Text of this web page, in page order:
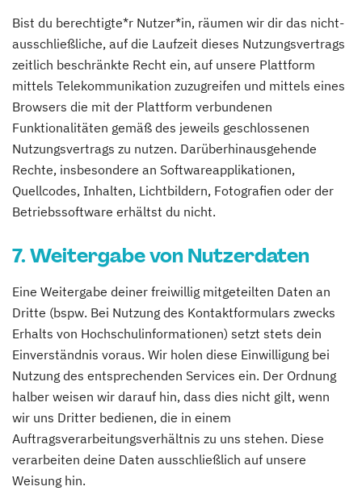
Bist du berechtigte*r Nutzer*in, räumen wir dir das nicht-
ausschließliche, auf die Laufzeit dieses Nutzungsvertrags
zeitlich beschränkte Recht ein, auf unsere Plattform
mittels Telekommunikation zuzugreifen und mittels eines
Browsers die mit der Plattform verbundenen
Funktionalitäten gemäß des jeweils geschlossenen
Nutzungsvertrags zu nutzen. Darüberhinausgehende
Rechte, insbesondere an Softwareapplikationen,
Quellcodes, Inhalten, Lichtbildern, Fotografien oder der
Betriebssoftware erhältst du nicht.
7. Weitergabe von Nutzerdaten
Eine Weitergabe deiner freiwillig mitgeteilten Daten an
Dritte (bspw. Bei Nutzung des Kontaktformulars zwecks
Erhalts von Hochschulinformationen) setzt stets dein
Einverständnis voraus. Wir holen diese Einwilligung bei
Nutzung des entsprechenden Services ein. Der Ordnung
halber weisen wir darauf hin, dass dies nicht gilt, wenn
wir uns Dritter bedienen, die in einem
Auftragsverarbeitungsverhältnis zu uns stehen. Diese
verarbeiten deine Daten ausschließlich auf unsere
Weisung hin.